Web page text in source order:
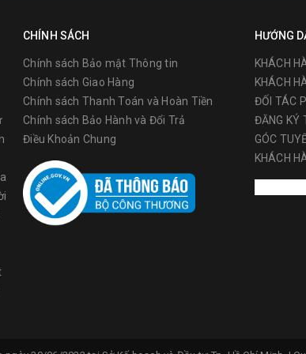
rộng rãi tại các nước trên thế giới bao gồm
sản phẩm có ưu thế dễ chấp nhận hơn các
tiêu chuẩn và chất lượngcho thị trường Châu
cụ chuyên dụng cho ngành điện, vật dụng
cứukỹ lưỡng trước khi đưa vào sản xuất,
ngũ chuyên viên sẽ tiếnhành kiểm tra
mẫu mã sản phẩm, khả năng cắt... trước khi
hiện đạivà được cải tiến liên tục nhằm
CHÍNH SÁCH
Chính sách Bảo mật Thông tin
Chính sách Giao Hàng
Chính sách Thanh Toán và Hoàn Tiền
Chính sách Bảo Hành và Đổi Trả
Điều Khoản Chung
HƯỚNG
KHÁCH
KHÁCH
ĐỐI TÁC
ĐĂNG KÝ
GÓC
KHÁCH